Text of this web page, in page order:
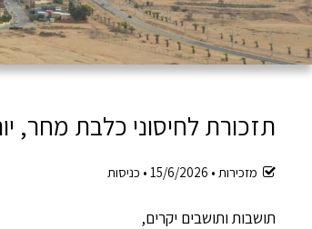
תזכורת לחיסוני כלבת מחר,
מזכירות • 15/6/2026
• כניסות
תושבות ותושבים יקרים,